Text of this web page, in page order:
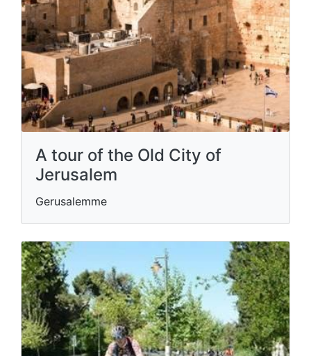
A tour of the Old City of
Jerusalem
Gerusalemme